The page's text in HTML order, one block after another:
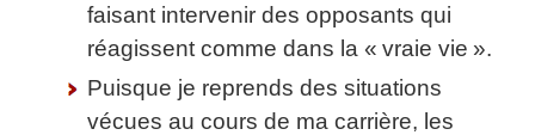
faisant intervenir des opposants qui
réagissent comme dans la « vraie vie ».
Puisque je reprends des situations
vécues au cours de ma carrière, les